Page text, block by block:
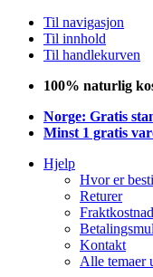
Til navigasjon
Til innhold
Til handlekurven
100% naturlig
Norge: Gratis
Minst 1 gratis
Hjelp
Hvor er
Returer
Kontakt
Alle temaer